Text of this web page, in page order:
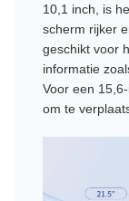
10,1 inch, is
scherm rijker
geschikt voor
informatie
Voor een
om te